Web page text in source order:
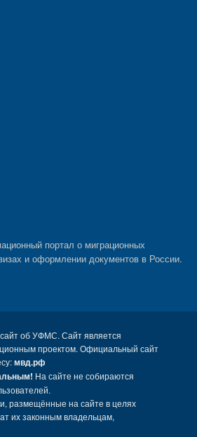
портал о миграционных
и оформлении документов в России.
об УФМС. Сайт является
проектом. Официальный сайт
мвд.рф
На сайте не собираются
размещённые на сайте в целях
их законным владельцам,